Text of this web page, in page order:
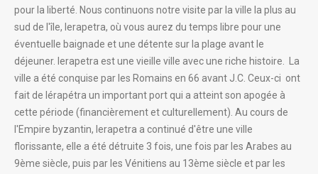
pour la liberté. Nous continuons notre visite par la ville la plus au
sud de l'île, Ierapetra, où vous aurez du temps libre pour une
éventuelle baignade et une détente sur la plage avant le
déjeuner. Ierapetra est une vieille ville avec une riche histoire. La
ville a été conquise par les Romains en 66 avant J.C. Ceux-ci ont
fait de Iérapétra un important port qui a atteint son apogée à
cette période (financièrement et culturellement). Au cours de
l'Empire byzantin, Ierapetra a continué d'être une ville
florissante, elle a été détruite 3 fois, une fois par les Arabes au
9ème siècle, puis par les Vénitiens au 13ème siècle et par les